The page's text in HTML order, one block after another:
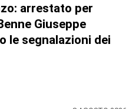
arrestato per
Giuseppe
le segnalazioni dei